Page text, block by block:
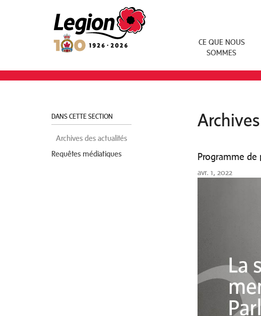
Royal Canadian Legion
CE QUE NOUS
SOMMES
DANS CETTE SECTION
Archives des actualités
Requêtes médiatiques
Programme de
avr. 1, 2022